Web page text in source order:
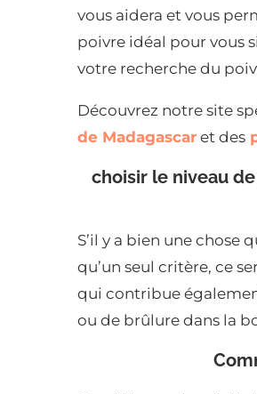
vous aidera et vous
poivre idéal pour vous
votre recherche du
Découvrez notre site
de Madagascar et des
choisir le niveau
S’il y a bien une chose
qu’un seul critère, ce
qui contribue
ou de brûlure dans la